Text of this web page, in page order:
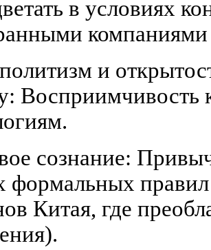
в условиях
и
Восприимчивость
сознание:
формальных
Китая, где